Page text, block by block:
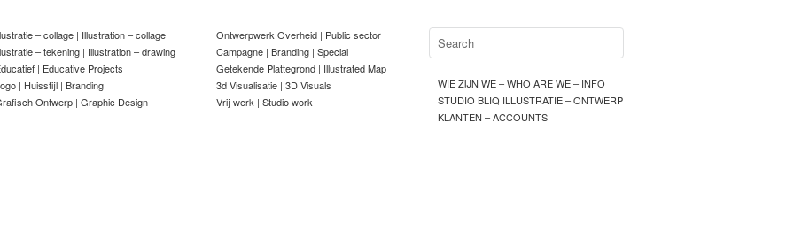
– collage | Illustration – collage
– tekening | Illustration – drawing
| Educative Projects
| Huisstijl | Branding
Ontwerp | Graphic Design
Ontwerpwerk Overheid | Public sector
Campagne | Branding | Special
Getekende Plattegrond | Illustrated Map
3d Visualisatie | 3D Visuals
Vrij werk | Studio work
WIE ZIJN WE – WHO ARE WE – INFO
STUDIO BLIQ ILLUSTRATIE – ONTWERP
KLANTEN – ACCOUNTS